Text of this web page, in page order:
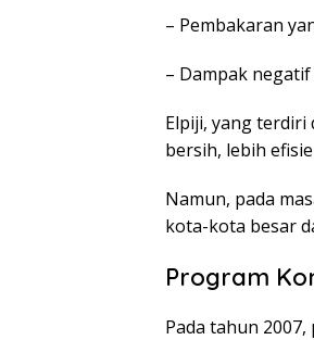
– Pembakaran
– Dampak
Elpiji, yang terdiri
bersih, lebih
Namun, pada
kota-kota besar
Program
Pada tahun